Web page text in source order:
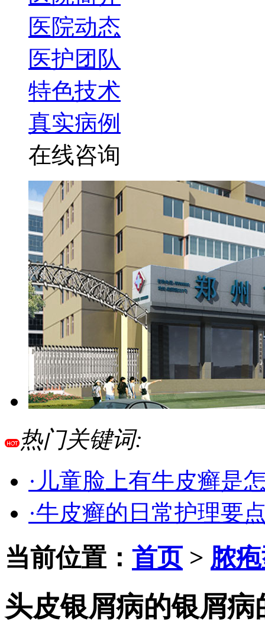
医院动态
医护团队
特色技术
真实病例
在线咨询
热门关键词:
·儿童脸上有牛皮癣是
·牛皮癣的日常护理要
当前位置： 首页> 脓
头皮银屑病的银屑病